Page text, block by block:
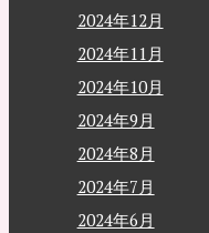
2024年12月
2024年11月
2024年10月
2024年9月
2024年8月
2024年7月
2024年6月